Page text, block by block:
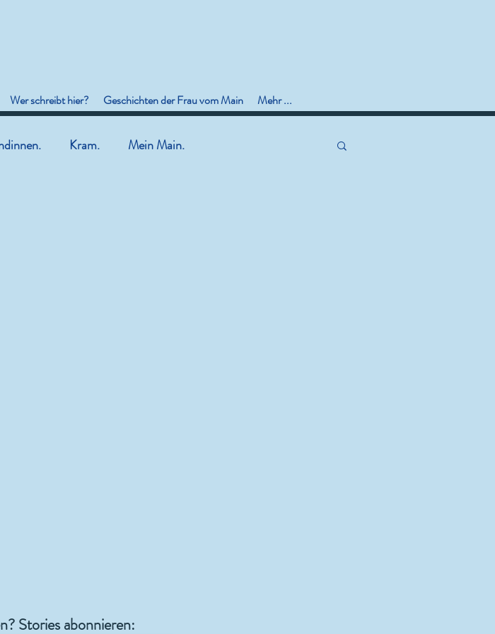
Wer schreibt hier? Geschichten der Frau vom Main Mehr ...
Kram. Mein Main.
Stories abonnieren: